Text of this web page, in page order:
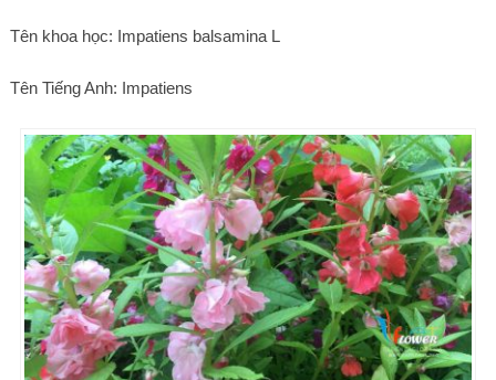
Tên khoa học: Impatiens balsamina L
Tên Tiếng Anh: Impatiens